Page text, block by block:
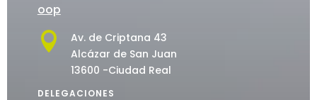
oop

Av. de Criptana 43
Alcázar de San Juan
13600 -Ciudad Real
DELEGACIONES